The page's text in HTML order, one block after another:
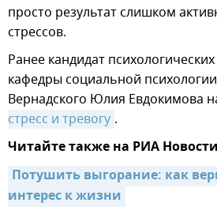
просто результат слишком
стрессов.
Ранее кандидат
кафедры социальной
Вернадского Юлия Евдокимова
стресс и тревогу .
Читайте также на РИА
Потушить выгорание: как
интерес к жизни